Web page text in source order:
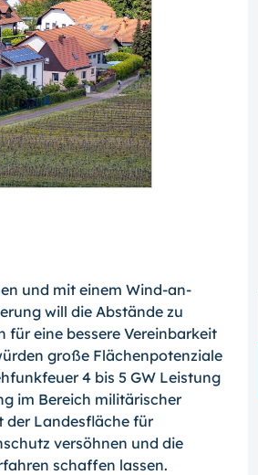
und mit einem Wind-an-
will die Abstände zu
eine bessere Vereinbarkeit
große Flächenpotenziale
4 bis 5 GW Leistung
im Bereich militärischer
der Landesfläche für
versöhnen und die
schaffen lassen.